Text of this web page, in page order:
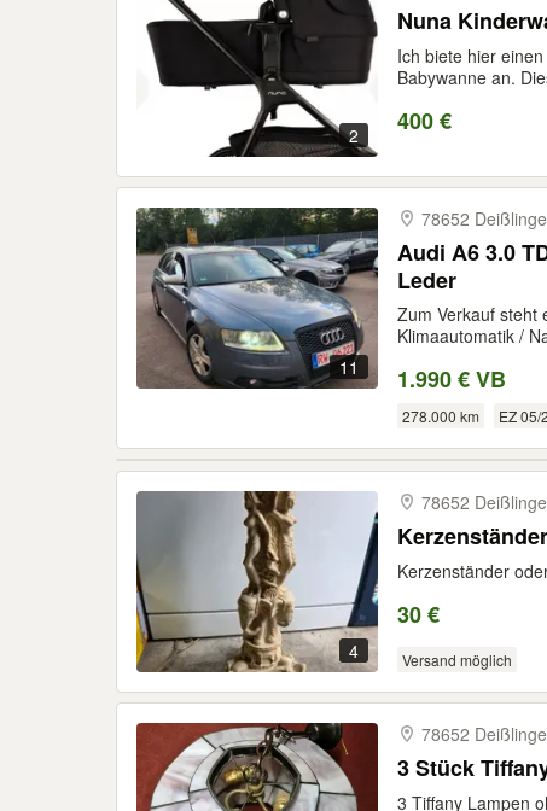
2
Nuna
Ich biete hier
Babywanne an.
400 €
11
78652
Audi A6 3.0
Leder
Zum Verkauf steht
Klimaautomatik /
1.990 € VB
278.000 km EZ 05/
4
78652
Kerzenständer
30 €
Versand möglich
78652
3 Stück
3 Tiffany Lampen